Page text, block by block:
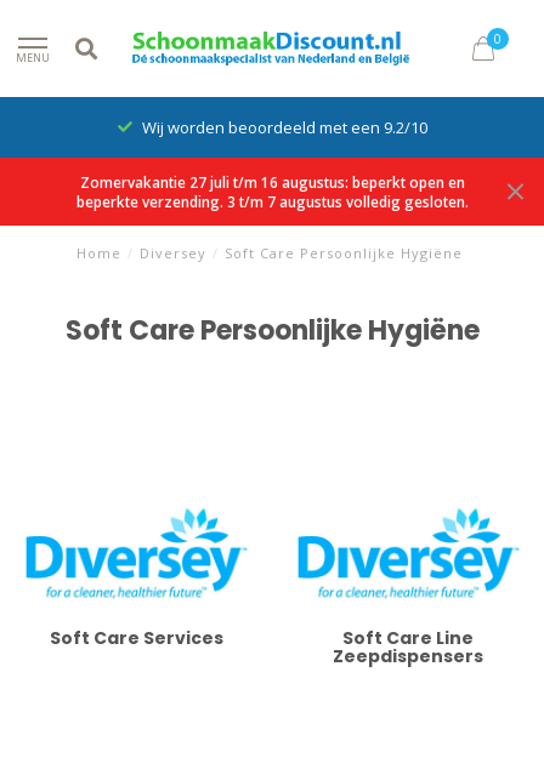
MENU
0
Wij worden beoordeeld met een 9.2/10
Zomervakantie 27 juli t/m 16 augustus: beperkt open en
beperkte verzending. 3 t/m 7 augustus volledig gesloten.
Home / Diversey / Soft Care Persoonlijke Hygiëne
Soft Care Persoonlijke Hygiëne
Soft Care Services Soft Care Line
Zeepdispensers